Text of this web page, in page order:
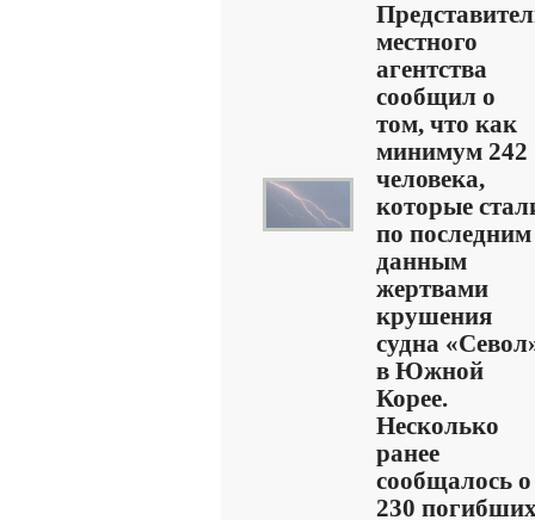
местного
агентства
сообщил о
том, что как
минимум 242
человека,
которые
по последним
данным
жертвами
крушения
судна
в Южной
Корее.
Несколько
ранее
сообщалось о
230